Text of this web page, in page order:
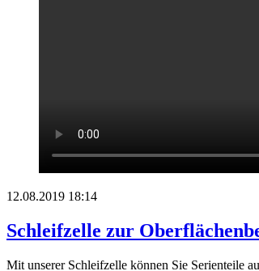
12.08.2019 18:14
Schleifzelle zur
Mit unserer Schleifzelle können Sie Serienteile